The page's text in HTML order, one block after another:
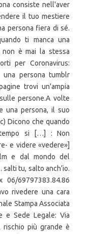
consiste nell'aver
il tuo mestiere
persona fiera di sé.
ti manca una
è mai la stessa
per Coronavirus:
persona tumblr
trovi un'ampia
persone.A volte
una persona, il suo
Dicono che quando
si […] : Non
e videre «vedere»]
e dal mondo del
tu, salto anch’io.
06/69797383.84.86
rivedere una cara
Stampa Associata
e Sede Legale: Via
rischio più grande è